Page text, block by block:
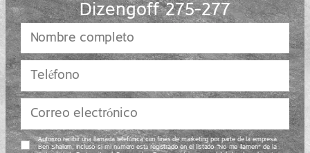
Dizengoff 275-277
Autorizo recibir una llamada telefónica con fines de marketing por parte de la empresa
Ben Shalom, incluso si mi número está registrado en el listado “No me llamen” de la